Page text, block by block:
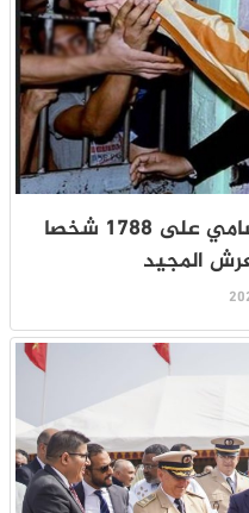
جلالة الملك يصدر عفوه السامي على 1788 شخصا
المجيد